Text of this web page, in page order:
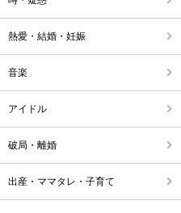
熱愛・結婚・妊娠
音楽
アイドル
破局・離婚
出産・ママタレ・子育て